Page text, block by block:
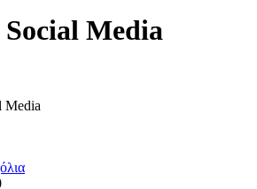
Social Media
Media